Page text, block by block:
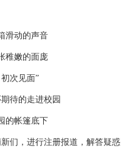
滑动的声音
稚嫩的面庞
次见面”
待的走进校园
的帐篷底下
们，进行注册报道，解答疑惑